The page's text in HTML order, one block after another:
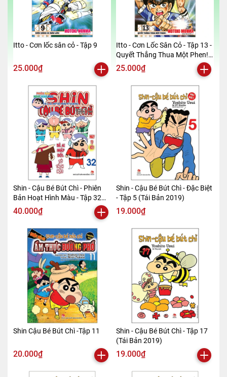
Itto - Cơn lốc sân cỏ - Tập 9
25.000₫
Itto - Cơn Lốc Sân Cỏ - Tập 13 -
Quyết Thắng Thua Một Phen!!
(Tái Bản 2024)
25.000₫
Shin - Cậu Bé Bút Chì - Phiên
Bản Hoạt Hình Màu - Tập 32
(Tái Bản 2019)
40.000₫
Shin - Cậu Bé Bút Chì - Đặc Biệt
- Tập 5 (Tái Bản 2019)
19.000₫
Shin Cậu Bé Bút Chì -Tập 11
20.000₫
Shin - Cậu Bé Bút Chì - Tập 17
(Tái Bản 2019)
19.000₫